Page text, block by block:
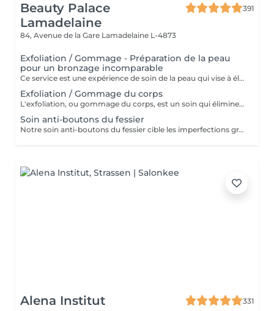
Beauty Palace
Lamadelaine
391
84, Avenue de la Gare Lamadelaine L-4873
Exfoliation / Gommage - Préparation de la peau
pour un bronzage incomparable
Ce service est une expérience de soin de la peau qui vise à éliminer les cellules mortes de la peau, à lisser la texture et à préparer la peau pour d'autres traitements ou pour améliorer son apparence générale. Lors de ce service, un exfoliant doux est appliqué sur la peau, puis massé en douceur pour éliminer les impuretés et les cellules mortes. Le résultat est une peau plus lisse, plus radieuse et plus réceptive aux autres soins de la peau. Ce service est idéal pour maintenir une peau saine et éclatante.
Exfoliation / Gommage du corps
L'exfoliation, ou gommage du corps, est un soin qui élimine les cellules mortes de la peau à l'aide de produits abrasifs ou d'exfoliants chimiques. Ce traitement affine la texture de la peau, la rend plus douce et éclatante, tout en optimisant l'absorption des soins hydratants.
Soin anti-boutons du fessier
Notre soin anti-boutons du fessier cible les imperfections grâce à un nettoyage en profondeur, combiné à l'utilisation de produits exfoliants et antibactériens. Ce soin réduit l'apparition des boutons, apaise la peau et améliore visiblement sa texture
Alena Institut
331